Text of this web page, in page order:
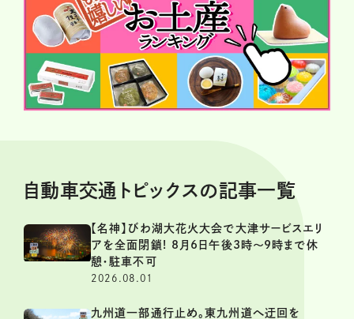
自動車交通トピックスの記事一覧
【名神】びわ湖大花火大会で大津サービスエリ
アを全面閉鎖! 8月6日午後3時～9時まで休
憩・駐車不可
2026.08.01
九州道一部通行止め。東九州道へ迂回を